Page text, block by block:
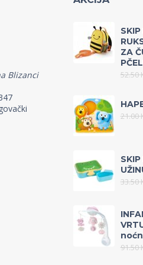
Blizanci
SKIP
ZA
52.50
21.00
33.50
91.50